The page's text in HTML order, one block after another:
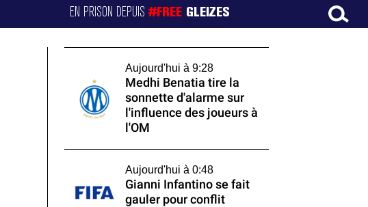
EN PRISON DEPUIS#FREE GLEIZES
Aujourd'hui à 9:28
Medhi Benatia tire la
sonnette d'alarme sur
l'influence des joueurs à
l'OM
Aujourd'hui à 0:48
Gianni Infantino se fait
gauler pour conflit